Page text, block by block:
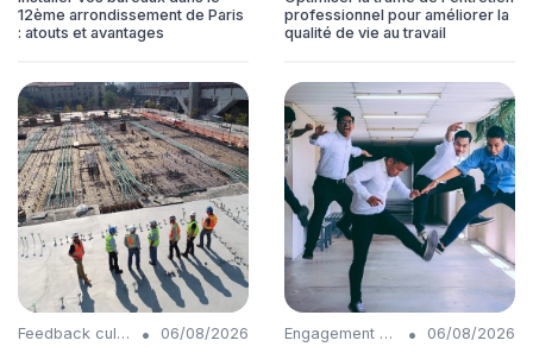
12ème arrondissement de Paris
: atouts et avantages
professionnel pour améliorer la
qualité de vie au travail
Feedback culture •
06/08/2026
Engagement collaborateurs •
06/08/2026